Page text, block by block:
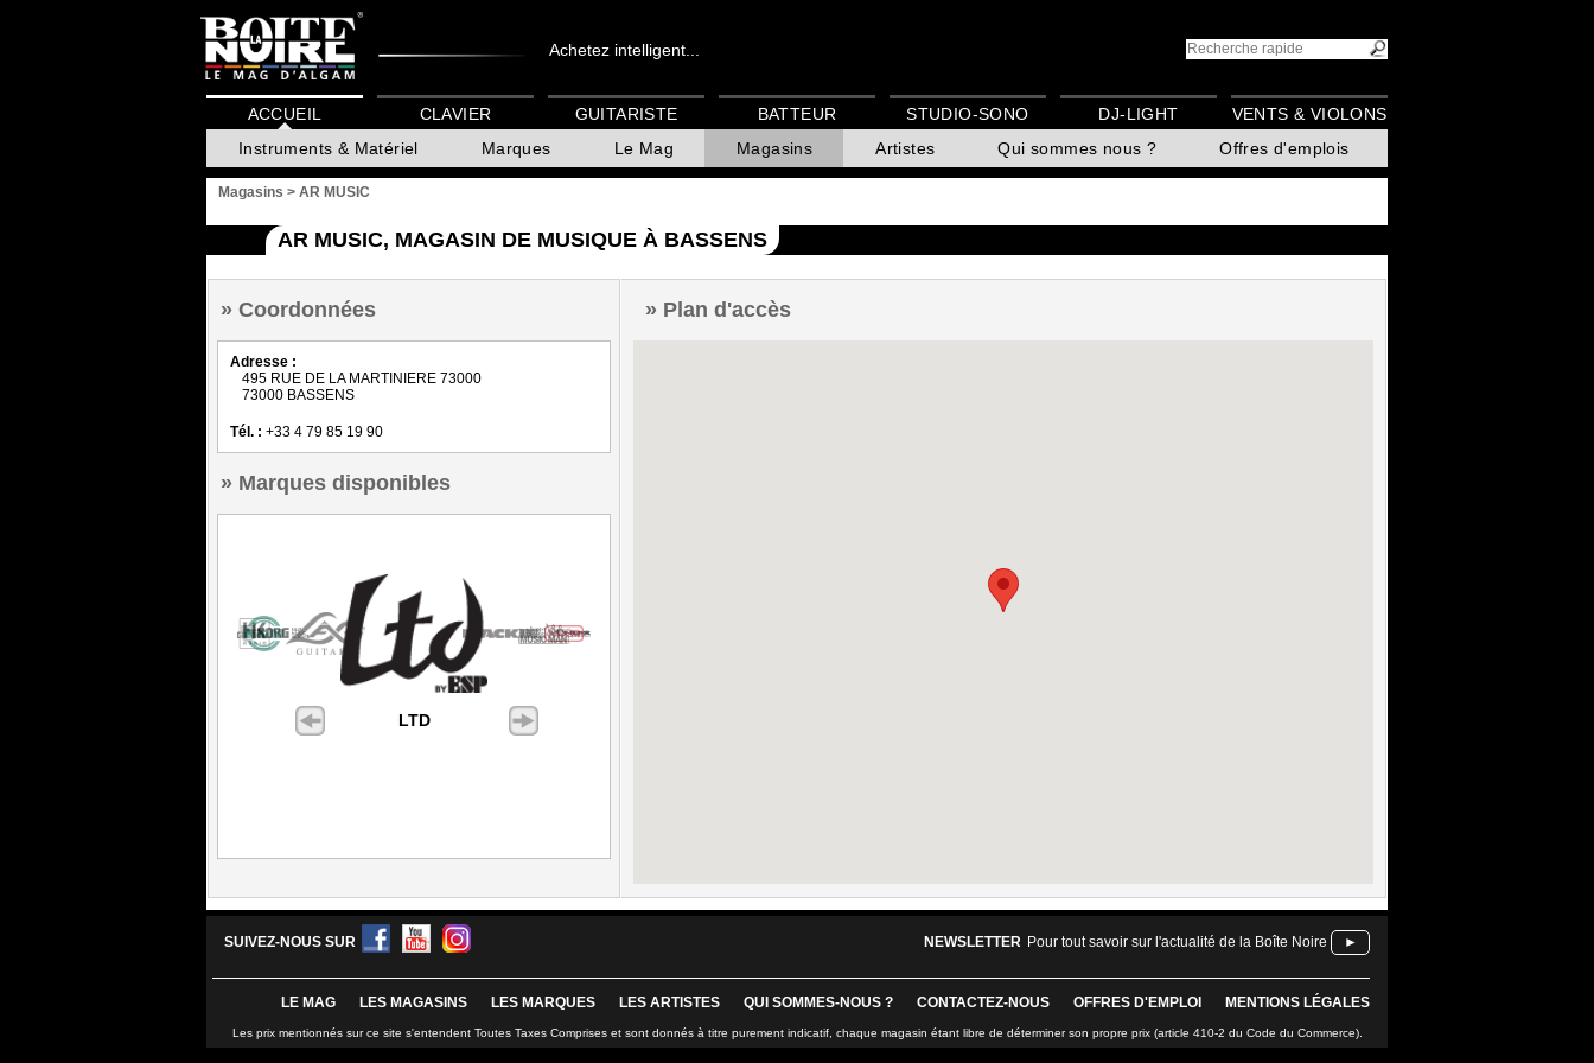
Achetez intelligent...
ACCUEIL
Instruments & Matériel
Marques Le Mag Magasins Artistes Qui sommes nous ? Offres d'emplois
CLAVIER GUITARISTE BATTEUR STUDIO-SONO DJ-LIGHT VENTS & VIOLONS
Magasins > AR MUSIC
AR MUSIC, MAGASIN DE MUSIQUE À BASSENS
Coordonnées
Adresse :
495 RUE DE LA MARTINIERE 73000
73000 BASSENS
Tél. : +33 4 79 85 19 90
Marques disponibles
LTD
Plan d'accès
SUIVEZ-NOUS SUR NEWSLETTER Pour tout savoir sur l'actualité de la Boîte Noire ►
LE MAG LES MAGASINS LES MARQUES LES ARTISTES QUI SOMMES-NOUS ? CONTACTEZ-NOUS OFFRES D'EMPLOI MENTIONS LÉGALES
Les prix mentionnés sur ce site s'entendent Toutes Taxes Comprises et sont donnés à titre purement indicatif, chaque magasin étant libre de déterminer son propre prix (article 410-2 du Code du Commerce).